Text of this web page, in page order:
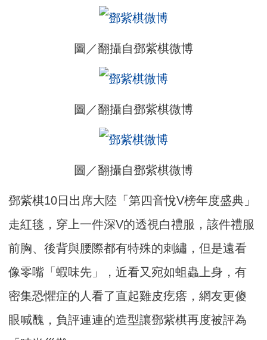
圖／翻攝自鄧紫棋微博
圖／翻攝自鄧紫棋微博
圖／翻攝自鄧紫棋微博
鄧紫棋10日出席大陸「第四音悅V榜年度盛典」
走紅毯，穿上一件深V的透視白禮服，該件禮服
前胸、後背與腰際都有特殊的刺繡，但是遠看
像零嘴「蝦味先」，近看又宛如蛆蟲上身，有
密集恐懼症的人看了直起雞皮疙瘩，網友更傻
眼喊醜，負評連連的造型讓鄧紫棋再度被評為